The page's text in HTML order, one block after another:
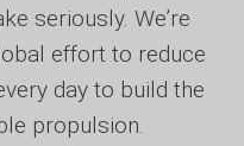
seriously. We’re
effort to reduce
day to build the
propulsion.